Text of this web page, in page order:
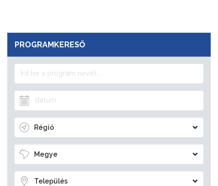
PROGRAMKERESŐ
Régió
Megye
Település